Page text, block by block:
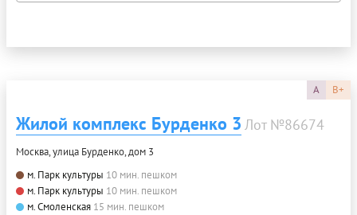
A B+
Жилой комплекс Бурденко 3 Лот №86674
Москва, улица Бурденко, дом 3
м. Парк культуры 10 мин. пешком
м. Парк культуры 10 мин. пешком
м. Смоленская 15 мин. пешком